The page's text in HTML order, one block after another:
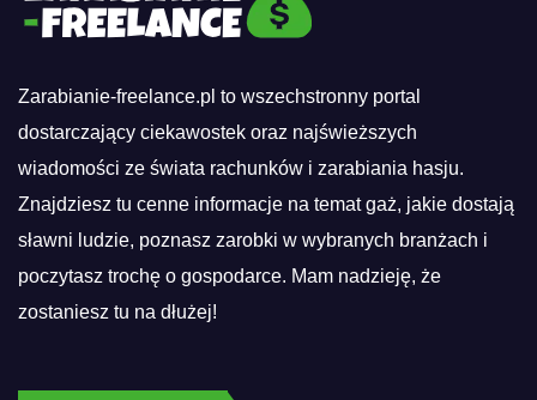
Zarabianie-freelance.pl to wszechstronny portal
dostarczający ciekawostek oraz najświeższych
wiadomości ze świata rachunków i zarabiania hasju.
Znajdziesz tu cenne informacje na temat gaż, jakie dostają
sławni ludzie, poznasz zarobki w wybranych branżach i
poczytasz trochę o gospodarce. Mam nadzieję, że
zostaniesz tu na dłużej!